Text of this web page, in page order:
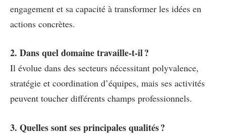
engagement et sa capacité à transformer les idées en
actions concrètes.
2. Dans quel domaine travaille-t-il ?
Il évolue dans des secteurs nécessitant polyvalence,
stratégie et coordination d’équipes, mais ses activités
peuvent toucher différents champs professionnels.
3. Quelles sont ses principales qualités ?